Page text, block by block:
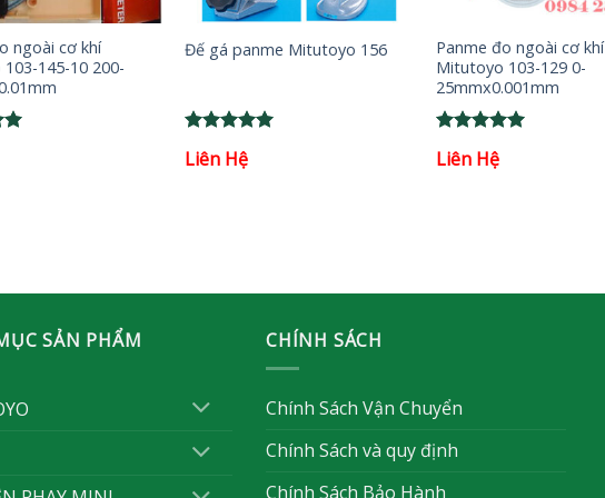
ngoài cơ khí
145-10 200-
Đế gá panme Mitutoyo 156
out of 5
Liên Hệ
Panme đo ngoài cơ khí
Mitutoyo 103-129 0-
25mmx0.001mm
out of 5
Liên Hệ
SẢN PHẨM CHÍNH SÁCH
Chính Sách Vận Chuyển
Chính Sách và quy định
Chính Sách Bảo Hành